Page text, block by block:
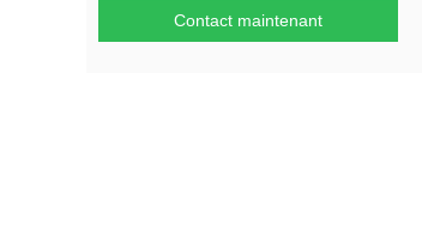
Contact maintenant